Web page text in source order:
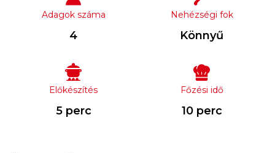
Adagok száma
4
Nehézségi fok
Könnyű
Előkészítés
5 perc
Főzési idő
10 perc